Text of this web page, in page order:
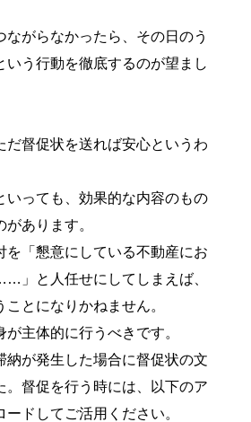
ながらなかったら、その日のう
いう行動を徹底するのが望まし
だ督促状を送れば安心というわ
いっても、効果的な内容のもの
あります。
を「懇意にしている不動産にお
」と人任せにしてしまえば、
とになりかねません。
主体的に行うべきです。
納が発生した場合に督促状の文
。督促を行う時には、以下のア
ードしてご活用ください。